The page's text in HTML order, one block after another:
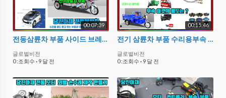
00:07:39
전동삼륜차 부품 사이드 브레이크 핸드브레이크 수리부속 설명
글로벌비전
0 :조회수 · 9 달 전
00:15:46
전기 삼륜차 부품 수리용부속 기능설명 시리즈 1편
글로벌비전
0 :조회수 · 9 달 전